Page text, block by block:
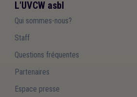
L'UVCW asbl
Qui sommes-nous?
Staff
Questions fréquentes
Partenaires
Espace presse